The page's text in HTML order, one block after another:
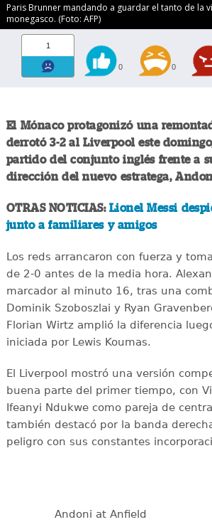
Paris Brunner mandando a guardar el tanto de la
monegasco. (Foto: AFP)
1
0 0
El Mónaco protagonizó una
derrotó 3-2 al Liverpool este
partido del conjunto inglés frente a
dirección del nuevo estratega,
OTRAS NOTICIAS: Lionel Messi
junto a familiares y amigos
Los reds arrancaron con fuerza y
de 2-0 antes de la media hora.
marcador al minuto 16, tras una
Dominik Szoboszlai y Ryan
Florian Wirtz amplió la diferencia
iniciada por Lewis Koumas.
El Liverpool mostró una versión
buena parte del primer tiempo, con
Ifeanyi Ndukwe como pareja de
también destacó por la banda
peligro con sus constantes
Andoni at Anfield